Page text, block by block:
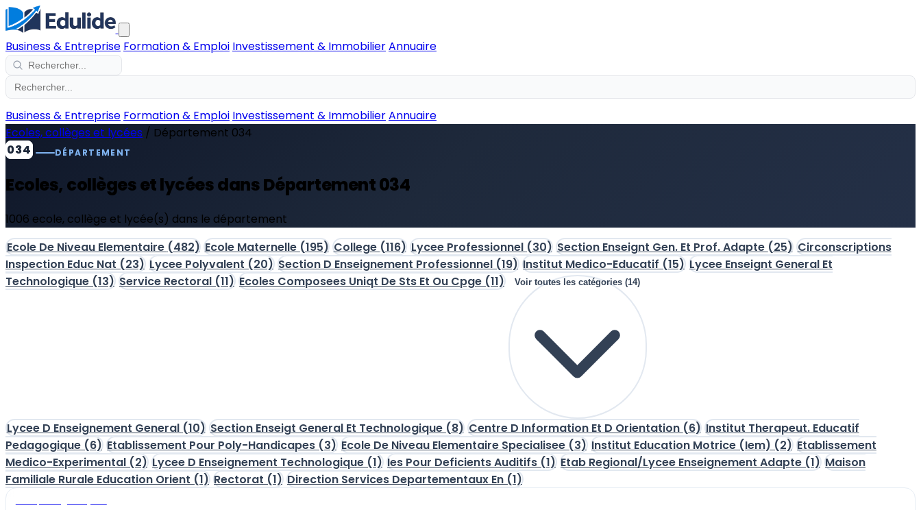
Business & Entreprise Formation & Emploi Investissement & ImmobilierAnnuaire
Business & Entreprise Formation & Emploi Investissement & ImmobilierAnnuaire
Ecoles, collèges et lycées / Département 034
034
DÉPARTEMENT
Ecoles, collèges et lycées dans Département 034
1006 ecole, collège et lycée(s) dans le département
Ecole De Niveau Elementaire (482) Ecole Maternelle (195) College (116) Lycee Professionnel (30) Section Enseignt Gen. Et Prof. Adapte (25) Circonscriptions
Inspection Educ Nat (23) Lycee Polyvalent (20) Section D Enseignement Professionnel (19) Institut Medico-Educatif (15) Lycee Enseignt General Et
Technologique (13) Service Rectoral (11) Ecoles Composees Uniqt De Sts Et Ou Cpge (11) Voir toutes les catégories (14)
Lycee D Enseignement General (10) Section Enseigt General Et Technologique (8) Centre D Information Et D Orientation (6) Institut Therapeut. Educatif
Pedagogique (6) Etablissement Pour Poly-Handicapes (3) Ecole De Niveau Elementaire Specialisee (3) Institut Education Motrice (Iem) (2) Etablissement
Medico-Experimental (2) Lycee D Enseignement Technologique (1) Ies Pour Deficients Auditifs (1) Etab Regional/Lycee Enseignement Adapte (1) Maison
Familiale Rurale Education Orient (1) Rectorat (1) Direction Services Departementaux En (1)